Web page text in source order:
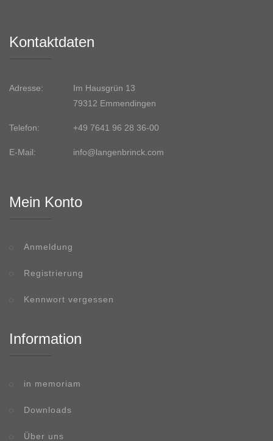
Kontaktdaten
Adresse:
Im Hausgrün 13
79312 Emmendingen
Telefon: +49 7641 96 28 36-00
E-Mail: info@langenbrinck.com
Mein Konto
Anmeldung
Registrierung
Kennwort vergessen
Information
in memoriam
Downloads
Über uns